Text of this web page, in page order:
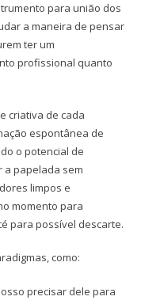
para união dos
a maneira de pensar
ter um
profissional quanto
criativa de cada
espontânea de
o potencial de
a papelada sem
limpos e
momento para
para possível descarte.
como:
precisar dele para